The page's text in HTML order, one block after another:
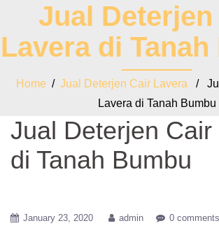
Jual
Lavera di
Home / Jual Deterjen Cair Lavera /
Lavera di Tanah Bumbu
Jual Deterjen
di Tanah Bumbu
January 23, 2020 admin 0 comments